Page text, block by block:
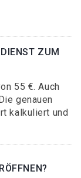
ZUM
55 €. Auch
genauen
kalkuliert und